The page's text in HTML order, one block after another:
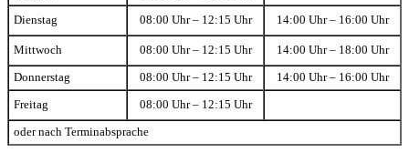
Dienstag 08:00 Uhr – 12:15 Uhr 14:00 Uhr – 16:00 Uhr
Mittwoch 08:00 Uhr – 12:15 Uhr 14:00 Uhr – 18:00 Uhr
Donnerstag 08:00 Uhr – 12:15 Uhr 14:00 Uhr – 16:00 Uhr
Freitag 08:00 Uhr – 12:15 Uhr
oder nach Terminabsprache